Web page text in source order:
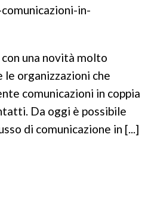
in-
una novità molto
organizzazioni che
comunicazioni in coppia
Da oggi è possibile
di comunicazione in [...]